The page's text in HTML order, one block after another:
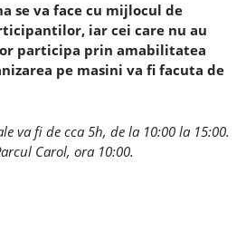
se va face cu mijlocul de
iar cei care nu au
participa prin amabilitatea
pe masini va fi facuta de
va fi de cca 5h, de la 10:00 la 15:00.
Carol, ora 10:00.